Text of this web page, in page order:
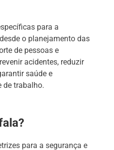
para a
o planejamento das
de pessoas e
acidentes, reduzir
saúde e
de trabalho.
para a segurança e